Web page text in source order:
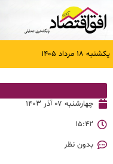
یکشنبه ۱۸ مرداد ۱۴۰۵
چهارشنبه ۰۷ آذر ۱۴۰۳
۱۵:۴۲
بدون نظر